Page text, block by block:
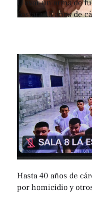
Llevar un arma de
costará 15 años de
Hasta 40 años de
por homicidio y